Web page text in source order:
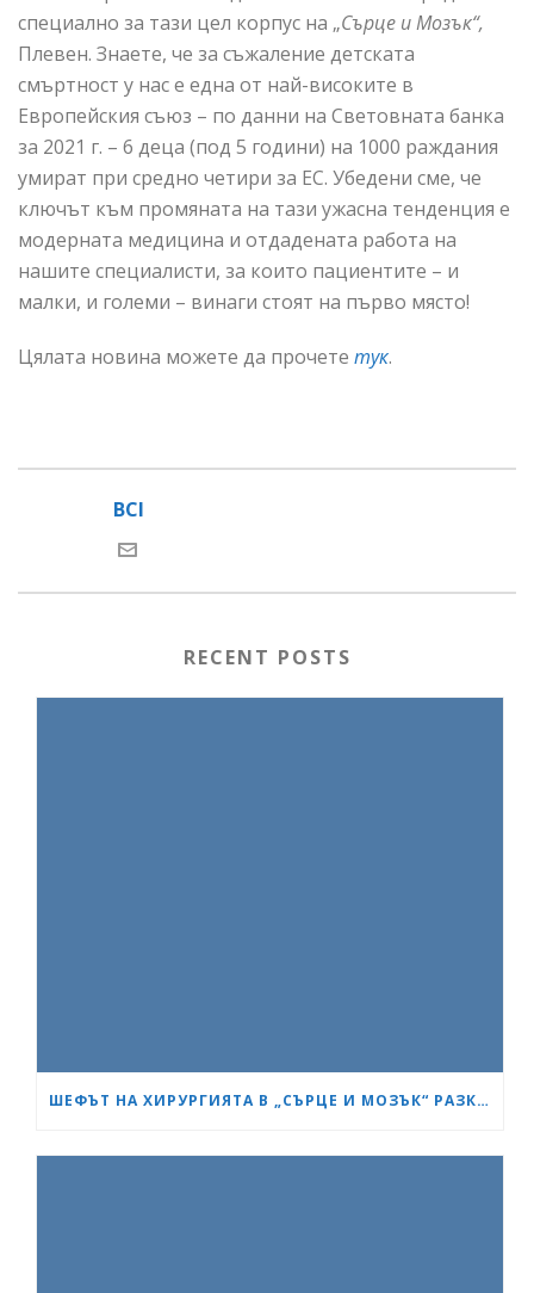
специално за тази цел корпус на „Сърце и Мозък“,
Плевен. Знаете, че за съжаление детската
смъртност у нас е една от най-високите в
Европейския съюз – по данни на Световната банка
за 2021 г. – 6 деца (под 5 години) на 1000 раждания
умират при средно четири за ЕС. Убедени сме, че
ключът към промяната на тази ужасна тенденция е
модерната медицина и отдадената работа на
нашите специалисти, за които пациентите – и
малки, и големи – винаги стоят на първо място!
Цялата новина можете да прочете тук.
BCI
RECENT POSTS
ШЕФЪТ НА ХИРУРГИЯТА В „СЪРЦЕ И МОЗЪК“ РАЗКРИ КАК СА ИЗТРЪГНАЛИ ОТ СМЪРТТА ОЦЕЛЕЛИЯ ОТ КАСАПНИЦАТА НА „ТРАКИЯ“